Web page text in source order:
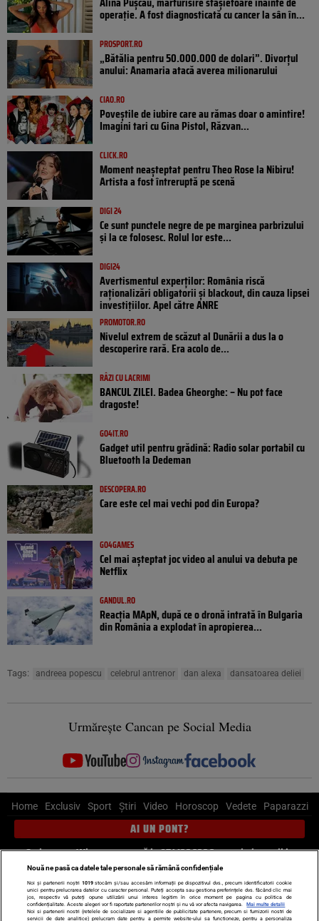
operație. A fost diagnosticată cu cancer la sân în...
PROSPORT.RO
„Bătălia pentru 50.000.000 de dolari”. Divorțul
anului: Anamaria atacă averea milionarului
CIAO.RO
Poveştile de iubire care au rămas doar o amintire!
Imagini tari cu Gina Pistol, Răzvan...
CLICK.RO
Moment neașteptat pentru Theo Rose la Nibiru!
Artista a fost întreruptă pe scenă
DIGI 24
Ce sunt punctele negre de pe marginea parbrizului
și la ce folosesc. Rolul lor este...
DIGI24
Avertismentul experților: România riscă
raționalizări obligatorii și blackout, din cauza lipsei
investițiilor. Apel către ANRE
PROMOTOR.RO
Nivelul extrem de scăzut al Dunării a dus la o
descoperire rară. Era acolo de...
RÂZI CU LACRIMI
BANCUL ZILEI. Badea Gheorghe: – Nu pot face
dragoste!
GO4IT.RO
Gadget util pentru grădină: Radio solar portabil cu
Bluetooth la Dedeman
DESCOPERA.RO
Care este cel mai vechi pod din Europa?
GO4GAMES
Cel mai așteptat joc video al anului va debuta pe
Netflix
GANDUL.RO
Reacția MApN, după ce o dronă intrată în Bulgaria
din România a explodat în apropierea...
Tags: andreea popescu celebrul antrenor dan alexa dansatoarea deliei
Urmărește Cancan pe Social Media
Home Exclusiv Sport Știri Video Horoscop Vedete Paparazzi
AI UN PONT?
Scrie-ne pe Whatsapp, sună la 0741226226 sau trimite mail la
pont@cancan.ro
Știri interne Știri externe
Politică
Nouă ne pasă ca datele tale personale să rămână confidențiale
Noi și partenerii noștri 1019stocăm și/sau accesăm informații pe dispozitivul dvs., precum identificatorii cookie
unici pentru prelucrarea datelor cu caracter personal. Puteți accepta sau gestiona preferințele dvs. făcând clic mai
jos, respectiv vă puteți opune utilizării unui interes legitim în orice moment pe pagina cu politica de
confidențialitate. Aceste alegeri vor fi raportate partenerilor noștri și nu vă vor afecta navigarea.
Mai multe detalii
Noi si partenerii nostri (retelele de socializare si agentiile de publicitate partenere, precum si furnizorii nostri de
servicii de date analitice) prelucram date pentru a permite website-ului sa functioneze, pentru a personaliza